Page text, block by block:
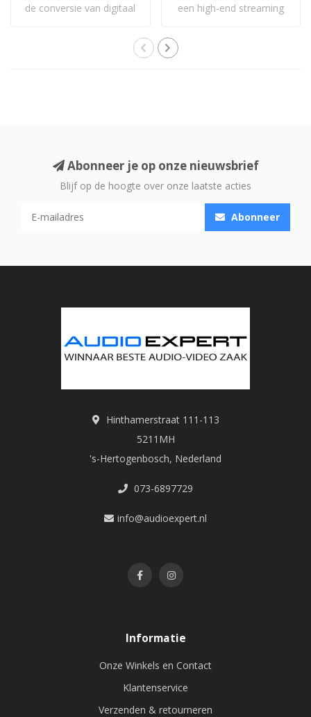
de conversie van digitaal
een high-end streaming
Abonneer je op onze nieuwsbrief
Blijf op de hoogte over onze laatste acties
Abonneer
Hinthamerstraat 111-113
5211MH
's-Hertogenbosch, Nederland
073-6897729
info@audioexpert.nl
Informatie
Onze Winkels en Contact
Klantenservice
Verzenden & retourneren